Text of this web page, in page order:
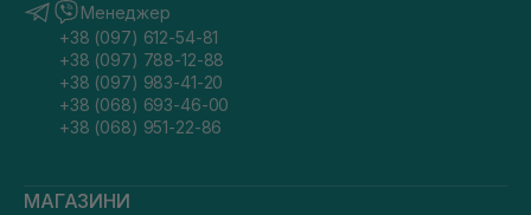
Менеджер
+38 (097) 612-54-81
+38 (097) 788-12-88
+38 (097) 983-41-20
+38 (068) 693-46-00
+38 (068) 951-22-86
МАГАЗИНИ